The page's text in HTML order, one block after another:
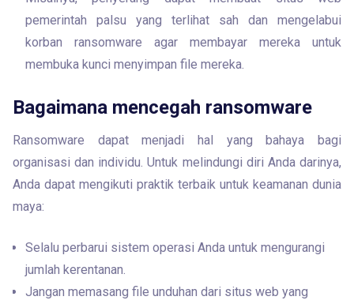
pemerintah palsu yang terlihat sah dan mengelabui
korban ransomware agar membayar mereka untuk
membuka kunci menyimpan file mereka.
Bagaimana mencegah ransomware
Ransomware dapat menjadi hal yang bahaya bagi
organisasi dan individu. Untuk melindungi diri Anda darinya,
Anda dapat mengikuti praktik terbaik untuk keamanan dunia
maya:
Selalu perbarui sistem operasi Anda untuk mengurangi
jumlah kerentanan.
Jangan memasang file unduhan dari situs web yang